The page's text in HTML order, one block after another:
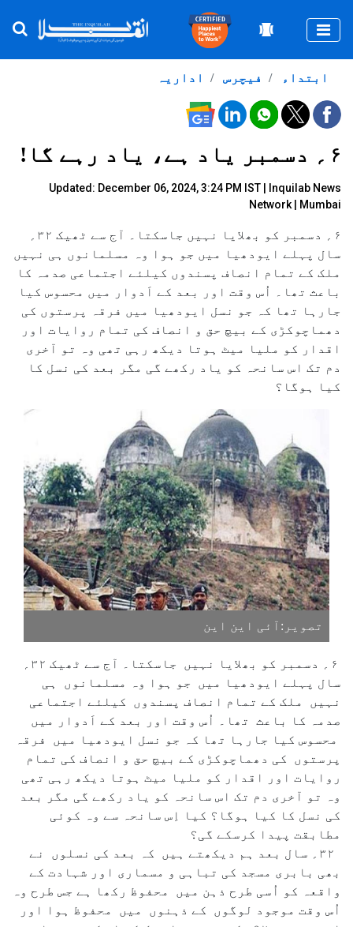
اداریہ فیچرس ابتداء
۶؍ دسمبر یاد ہے، یاد رہے گا!
Updated: December 06, 2024, 3:24 PM IST |
Inquilab News
Network | Mumbai
سال پہلے ایودھیا میں جو ہوا وہ مسلمانوں ہی نہیں
ملک کے تمام انصاف پسندوں کیلئے اجتماعی صدمہ کا
باعث تھا۔ اُس وقت اور بعد کے اَدوار میں محسوس کیا
جارہا تھا کہ جو نسل ایودھیا میں فرقہ پرستوں کی
دھماچوکڑی کے بیچ حق و انصاف کی تمام روایات اور
اقدار کو ملیا میٹ ہوتا دیکھ رہی تھی وہ تو آخری
دم تک اس سانحہ کو یاد رکھے گی مگر بعد کی نسل کا
کیا ہوگا؟
تصویر:آئی این این
سال پہلے ایودھیا میں جو ہوا وہ مسلمانوں ہی
نہیں ملک کے تمام انصاف پسندوں کیلئے اجتماعی
صدمہ کا باعث تھا۔ اُس وقت اور بعد کے اَدوار میں
محسوس کیا جارہا تھا کہ جو نسل ایودھیا میں فرقہ
پرستوں کی دھماچوکڑی کے بیچ حق و انصاف کی تمام
روایات اور اقدار کو ملیا میٹ ہوتا دیکھ رہی تھی
وہ تو آخری دم تک اس سانحہ کو یاد رکھے گی مگر بعد
کی نسل کا کیا ہوگا؟ کیا اِس سانحہ سے وہ کوئی
مطابقت پیدا کرسکے گی؟
۳۲؍ سال بعد ہم دیکھتے ہیں کہ بعد کی نسلوں نے
بھی بابری مسجد کی تباہی و مسماری اور شہادت کے
واقعہ کو اُسی طرح ذہن میں محفوظ رکھا ہے جس طرح وہ
اُس وقت موجود لوگوں کے ذہنوں میں محفوظ ہوا اور